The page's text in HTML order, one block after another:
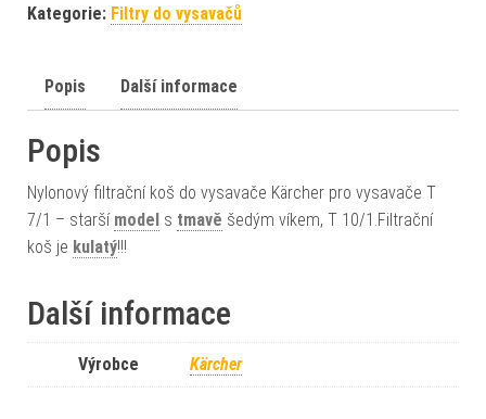
Kategorie: Filtry do vysavačů
Popis Další informace
Popis
Nylonový filtrační koš do vysavače Kärcher pro vysavače T
7/1 – starší model s tmavě šedým víkem, T 10/1.Filtrační
koš je kulatý!!!
Další informace
Výrobce Kärcher